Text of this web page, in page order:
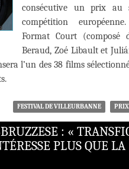
consécutive un prix au
compétition
Format Court (composé
Beraud, Zoé Libault et
l’un des 38 films
FESTIVAL DE VILLEURBANNE PRIX
: «
PLUS QUE LA